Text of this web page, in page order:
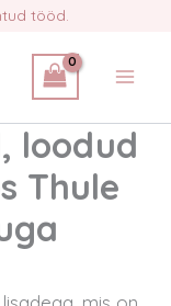
tööd.
loodud
Thule